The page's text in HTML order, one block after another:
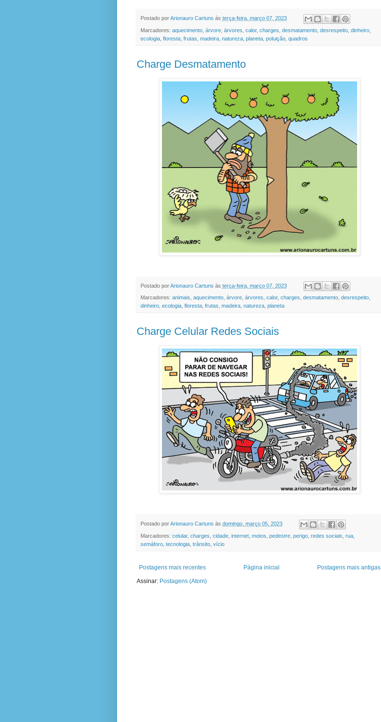
Postado porArionauro Cartuns às terça-feira, março 07, 2023
Marcadores: aquecimento, árvore, árvores calor, charges desmatamento, desrespeito, dinheiro,
ecologia, floresta, frutas madeira, natureza, planeta, poluição, quadros
Charge Desmatamento
Postado porArionauro Cartuns às terça-feira, março 07, 2023
Marcadores: animais aquecimento, árvore, árvores calor, charges desmatamento, desrespeito,
dinheiro, ecologia, floresta, frutas madeira, natureza, planeta
Charge Celular Redes Sociais
Postado porArionauro Cartuns às domingo, março 05, 2023
Marcadores: celular, charges cidade, internet, motos pedestre, perigo, redes sociais rua,
semáforo, tecnologia, trânsito, vício
Postagens mais recentes Postagens mais antigas
Página inicial
Assinar: Postagens (Atom)